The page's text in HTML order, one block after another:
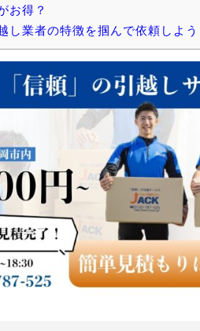
お得？
し業者の特徴を掴んで依頼しよう